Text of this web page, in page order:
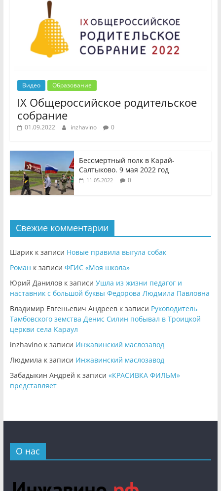
Видео Образование
IX Общероссийское родительское
собрание
01.09.2022 inzhavino 0
Бессмертный полк в Карай-
Салтыково. 9 мая 2022 год
11.05.2022 0
Свежие комментарии
Шарикк записи Новые правила выгула собак
Роман к записи ФГИС «Моя школа»
Юрий Даниловк записи Ушла из жизни педагог и
наставник с большой буквы Федорова Людмила Павловна
Владимир Евгеньевич Андреевк записи Руководитель
Тамбовского земства Денис Силин побывал в Троицкой
церкви села Караул
inzhavinoк записи Инжавинский маслозавод
Людмила к записи Инжавинский маслозавод
Забадыкин Андрей к записи «КРАСИВКА ФИЛЬМ»
представляет
О нас